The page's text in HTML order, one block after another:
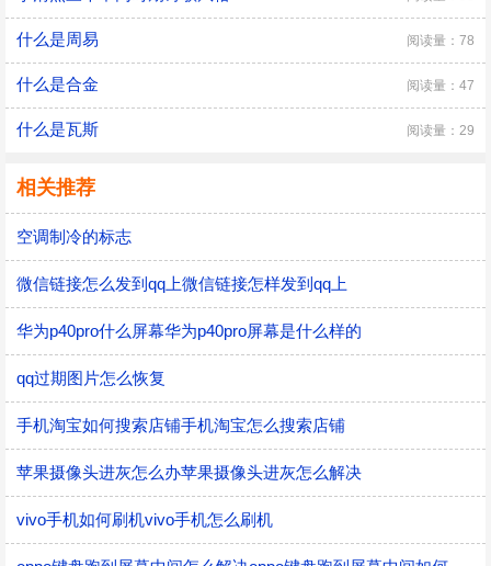
什么是周易 阅读量：78
什么是合金 阅读量：47
什么是瓦斯 阅读量：29
相关推荐
空调制冷的标志
微信链接怎么发到qq上微信链接怎样发到qq上
华为p40pro什么屏幕华为p40pro屏幕是什么样的
qq过期图片怎么恢复
手机淘宝如何搜索店铺手机淘宝怎么搜索店铺
苹果摄像头进灰怎么办苹果摄像头进灰怎么解决
vivo手机如何刷机vivo手机怎么刷机